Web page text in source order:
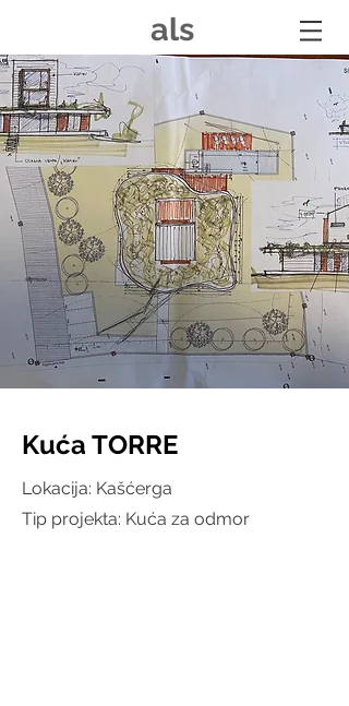
als
Kuća TORRE
Lokacija: Kašćerga
Tip projekta: Kuća za odmor